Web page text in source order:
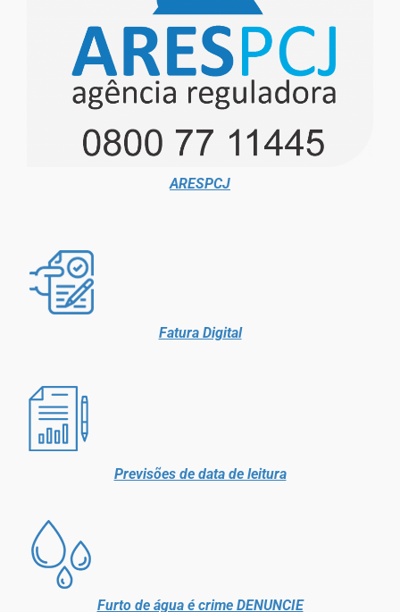
ARESPCJ
Fatura Digital
Previsões de data de leitura
Furto de água é crime DENUNCIE